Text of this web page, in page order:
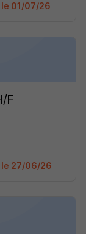
le 01/07/26
F
le 27/06/26